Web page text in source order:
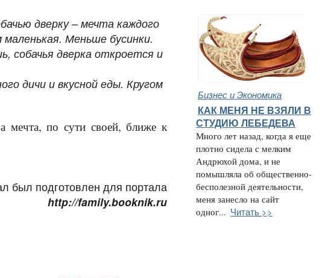
дверку – мечта каждого
маленькая. Меньше бусинки.
собачья дверка откроется и
дичи и вкусной еды. Кругом
мечта, по сути своей, ближе к
был подготовлен для портала
http://family.booknik.ru
Бизнес и Экономика
КАК МЕНЯ НЕ ВЗЯЛИ В
СТУДИЮ ЛЕБЕДЕВА
Много лет назад, когда я еще
плотно сидела с мелким
Андрюхой дома, и не
помышляла об общественно-
бесполезной деятельности,
меня занесло на сайт
одног... Читать >>